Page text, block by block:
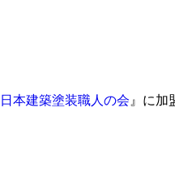
日本建築塗装職人の会 』に加